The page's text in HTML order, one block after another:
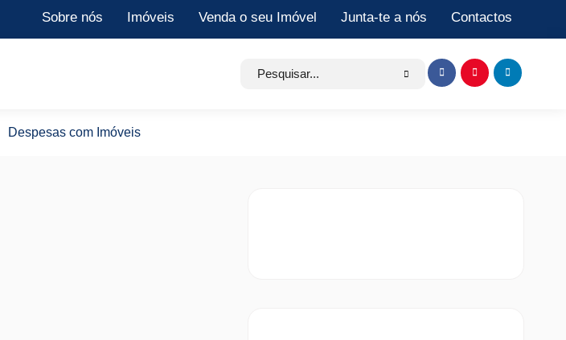
Sobre nós Imóveis Venda o seu Imóvel Junta-te a nós Contactos
Search
Item
Item
Item
Posts
Despesas com Imóveis